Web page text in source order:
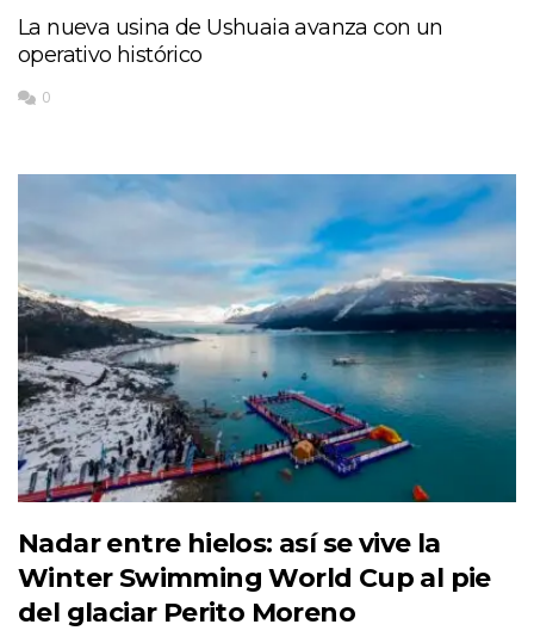
La nueva usina de Ushuaia avanza con un
operativo histórico
0
Nadar entre hielos: así se vive la
Winter Swimming World Cup al pie
del glaciar Perito Moreno